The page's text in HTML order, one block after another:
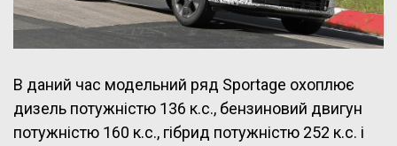
В даний час модельний ряд Sportage охоплює
дизель потужністю 136 к.с., бензиновий двигун
потужністю 160 к.с., гібрид потужністю 252 к.с. і